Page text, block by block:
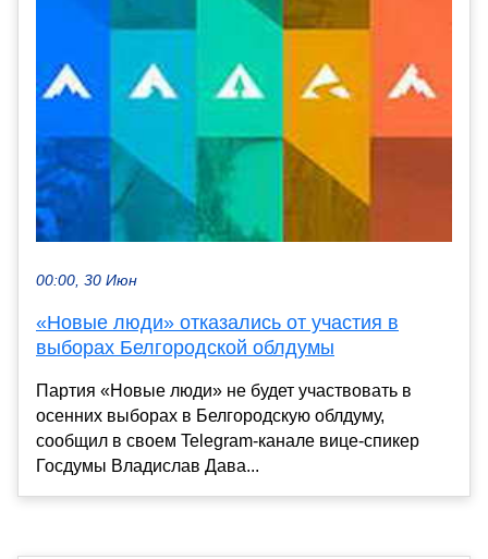
00:00, 30 Июн
«Новые люди» отказались от участия в
выборах Белгородской облдумы
Партия «Новые люди» не будет участвовать в
осенних выборах в Белгородскую облдуму,
сообщил в своем Telegram-канале вице-спикер
Госдумы Владислав Дава...